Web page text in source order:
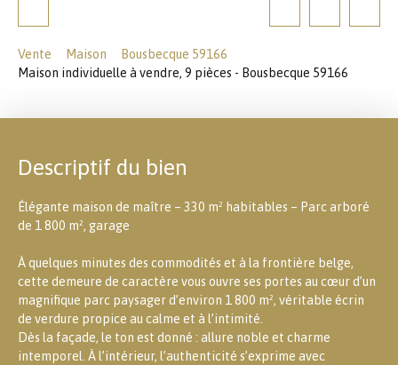
Vente Maison
Bousbecque 59166
Maison individuelle à vendre, 9 pièces - Bousbecque 59166
Descriptif du bien
Élégante maison de maître – 330 m² habitables – Parc arboré
de 1 800 m², garage
À quelques minutes des commodités et à la frontière belge,
cette demeure de caractère vous ouvre ses portes au cœur d’un
magnifique parc paysager d’environ 1 800 m², véritable écrin
de verdure propice au calme et à l’intimité.
Dès la façade, le ton est donné : allure noble et charme
intemporel. À l’intérieur, l’authenticité s’exprime avec